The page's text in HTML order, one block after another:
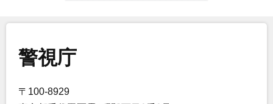
警視庁
〒100-8929